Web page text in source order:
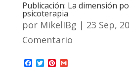
Publicación: La dimensión
psicoterapia
por MikelIBg | 23 Sep,
Comentario
F T P G